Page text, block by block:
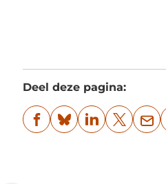
Deel deze pagina:
(Verwijst(Verwijst(Verwijst(Verwijst